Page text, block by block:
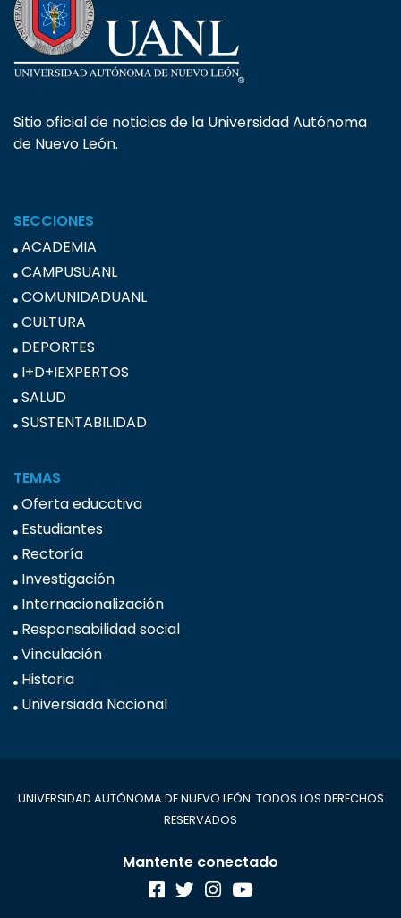
Sitio oficial de noticias de la Universidad Autónoma
de Nuevo León.
SECCIONES
ACADEMIA
CAMPUSUANL
COMUNIDADUANL
CULTURA
DEPORTES
I+D+IEXPERTOS
SALUD
SUSTENTABILIDAD
TEMAS
Oferta educativa
Estudiantes
Rectoría
Investigación
Internacionalización
Responsabilidad social
Vinculación
Historia
Universiada Nacional
UNIVERSIDAD AUTÓNOMA DE NUEVO LEÓN. TODOS LOS DERECHOS
RESERVADOS
Mantente conectado